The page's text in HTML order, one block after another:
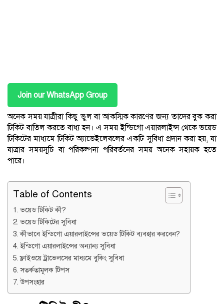
Join our WhatsApp Group
অনেক সময় যাত্রীরা কিছু ভুল বা আকস্মিক কারণের জন্য তাদের বুক করা
টিকিট বাতিল করতে বাধ্য হন। এ সময় ইন্ডিগো এয়ারলাইন্স থেকে ভয়েড
টিকিটের মাধ্যমে টিকিট অ্যাভেইলেবলের একটি সুবিধা প্রদান করা হয়, যা
যাত্রার সময়সূচি বা পরিকল্পনা পরিবর্তনের সময় অনেক সহায়ক হতে
পারে।
Table of Contents
ভয়েড টিকিট কী?
ভয়েড টিকিটের সুবিধা
কীভাবে ইন্ডিগো এয়ারলাইন্সের ভয়েড টিকিট ব্যবহার করবেন?
ইন্ডিগো এয়ারলাইন্সের অন্যান্য সুবিধা
ফ্লাইওয়ে ট্রাভেলসের মাধ্যমে বুকিং সুবিধা
সতর্কতামূলক টিপস
উপসংহার